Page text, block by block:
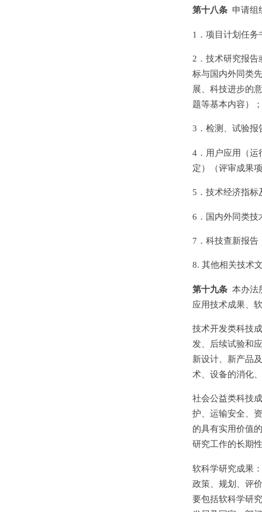
第十八条申请组
1．项目计划任务
2．技术研究报
标与国内外同类
展、科技进步的
题等基本内容）；
3．检测、试验报
4．用户应用（运
定）（评审成果
5．技术经济指标
6．国内外同类技
7．科技查新报告
8. 其他相关技术
第十九条本办法
应用技术成果、
技术开发类科技
发、后续试验和
新设计、新产品
术、设备的消化
社会公益类科技
护、运输安全、
的具有实用价值
研究工作的长期
软科学研究成果
政策、规划、评
要包括软科学研